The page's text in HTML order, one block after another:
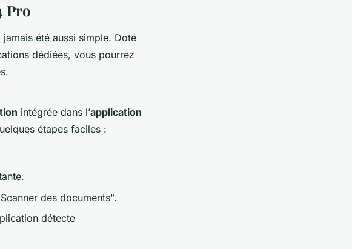
Pro
jamais été aussi simple. Doté
dédiées, vous pourrez
intégrée dans l’application
étapes faciles :
des documents".
détecte